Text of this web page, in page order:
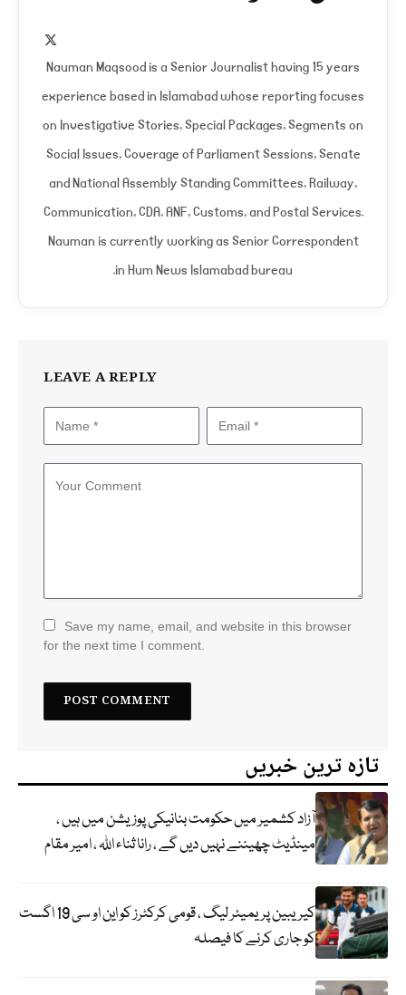
Nauman Maqsood is a Senior Journalist having 15 years
experience based in Islamabad whose reporting focuses
on Investigative Stories, Special Packages, Segments on
Social Issues, Coverage of Parliament Sessions, Senate
and National Assembly Standing Committees, Railway,
Communication, CDA, ANF, Customs, and Postal Services.
Nauman is currently working as Senior Correspondent
in Hum News Islamabad bureau.
LEAVE A REPLY
Save my name, email, and website in this browser
for the next time I comment.
تازہ ترین خبریں
آزاد کشمیر میں حکومت بنانیکی پوزیشن میں ہیں ،
مینڈیٹ چھیننے نہیں دیں گے ، رانا ثناء اللہ ، امیر مقام
کیریبین پریمیئر لیگ ، قومی کرکٹرز کو این او سی 19 اگست
کو جاری کرنے کا فیصلہ